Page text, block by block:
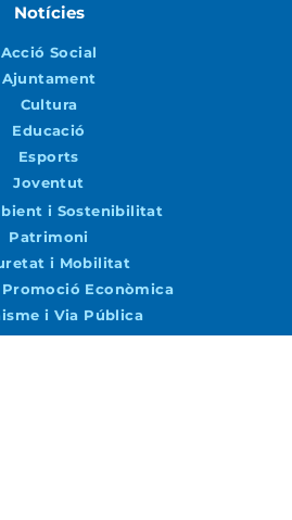
Notícies
Acció Social
Ajuntament
Cultura
Educació
Esports
Joventut
i Sostenibilitat
Patrimoni
i Mobilitat
Econòmica
i Via Pública